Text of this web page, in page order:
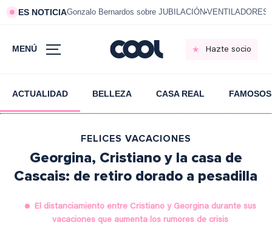
ES NOTICIAGonzalo Bernardos sobre JUBILACIÓN VENTILADORES
MENÚ Hazte socio
ACTUALIDAD BELLEZA CASA REAL FAMOSOS
FELICES VACACIONES
Georgina, Cristiano y la casa de
Cascais: de retiro dorado a pesadilla
El distanciamiento entre Cristiano y Georgina durante sus
vacaciones que aumenta los rumores de crisis